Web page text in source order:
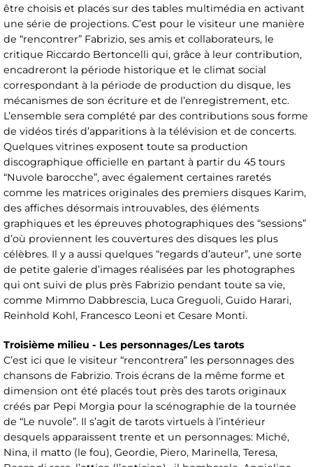
être choisis et placés sur des tables multimédia en activant
une série de projections. C’est pour le visiteur une manière
de “rencontrer” Fabrizio, ses amis et collaborateurs, le
critique Riccardo Bertoncelli qui, grâce à leur contribution,
encadreront la période historique et le climat social
correspondant à la période de production du disque, les
mécanismes de son écriture et de l’enregistrement, etc.
L’ensemble sera complété par des contributions sous forme
de vidéos tirés d’apparitions à la télévision et de concerts.
Quelques vitrines exposent toute sa production
discographique officielle en partant à partir du 45 tours
“Nuvole barocche”, avec également certaines raretés
comme les matrices originales des premiers disques Karim,
des affiches désormais introuvables, des éléments
graphiques et les épreuves photographiques des “sessions”
d’où proviennent les couvertures des disques les plus
célèbres. Il y a aussi quelques “regards d’auteur”, une sorte
de petite galerie d’images réalisées par les photographes
qui ont suivi de plus près Fabrizio pendant toute sa vie,
comme Mimmo Dabbrescia, Luca Greguoli, Guido Harari,
Reinhold Kohl, Francesco Leoni et Cesare Monti.
Troisième milieu - Les personnages/Les tarots
C’est ici que le visiteur “rencontrera” les personnages des
chansons de Fabrizio. Trois écrans de la même forme et
dimension ont été placés tout près des tarots originaux
créés par Pepi Morgia pour la scénographie de la tournée
de “Le nuvole”. Il s’agit de tarots virtuels à l’intérieur
desquels apparaissent trente et un personnages: Miché,
Nina, il matto (le fou), Geordie, Piero, Marinella, Teresa,